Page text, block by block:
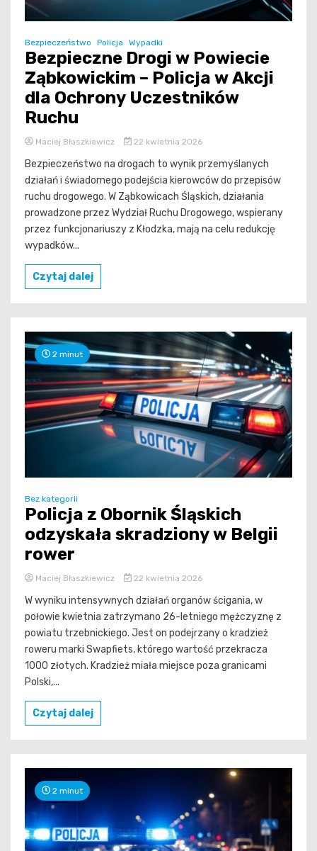
Bezpieczeństwo Policja Wypadki
Bezpieczne Drogi w Powiecie
Ząbkowickim – Policja w Akcji
dla Ochrony Uczestników
Ruchu
Maciej Błaszkiewicz 22 kwietnia 2026
Bezpieczeństwo na drogach to wynik przemyślanych
działań i świadomego podejścia kierowców do przepisów
ruchu drogowego. W Ząbkowicach Śląskich, działania
prowadzone przez Wydział Ruchu Drogowego, wspierany
przez funkcjonariuszy z Kłodzka, mają na celu redukcję
wypadków...
Czytaj dalej
2 minut
Bez kategorii
Policja z Obornik Śląskich
odzyskała skradziony w Belgii
rower
Maciej Błaszkiewicz 22 kwietnia 2026
W wyniku intensywnych działań organów ścigania, w
połowie kwietnia zatrzymano 26-letniego mężczyznę z
powiatu trzebnickiego. Jest on podejrzany o kradzież
roweru marki Swapfiets, którego wartość przekracza
1000 złotych. Kradzież miała miejsce poza granicami
Polski,...
Czytaj dalej
2 minut